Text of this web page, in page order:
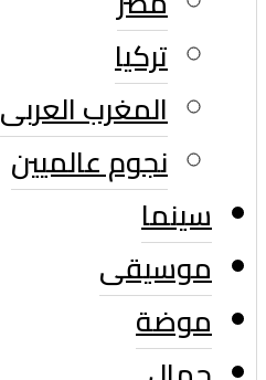
تركيا
المغرب العربى
نجوم عالميين
سينما
موسيقى
موضة